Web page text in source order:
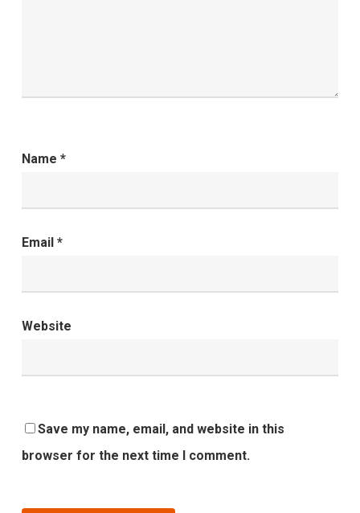
Name *
Email *
Website
Save my name, email, and website in this
browser for the next time I comment.